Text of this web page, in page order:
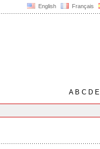
English Français
AB C D E